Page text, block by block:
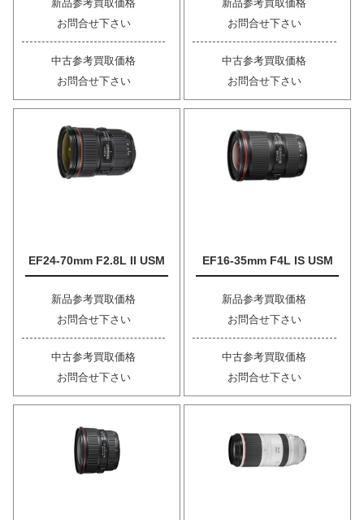
新品参考買取価格
お問合せ下さい
中古参考買取価格
お問合せ下さい
新品参考買取価格
お問合せ下さい
中古参考買取価格
お問合せ下さい
EF24-70mm F2.8L II USM
新品参考買取価格
お問合せ下さい
中古参考買取価格
お問合せ下さい
EF16-35mm F4L IS USM
新品参考買取価格
お問合せ下さい
中古参考買取価格
お問合せ下さい